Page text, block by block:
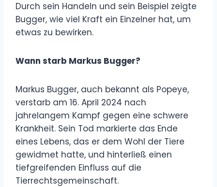
Durch sein Handeln und sein Beispiel zeigte
Bugger, wie viel Kraft ein Einzelner hat, um
etwas zu bewirken.
Wann starb Markus Bugger?
Markus Bugger, auch bekannt als Popeye,
verstarb am 16. April 2024 nach
jahrelangem Kampf gegen eine schwere
Krankheit. Sein Tod markierte das Ende
eines Lebens, das er dem Wohl der Tiere
gewidmet hatte, und hinterließ einen
tiefgreifenden Einfluss auf die
Tierrechtsgemeinschaft.